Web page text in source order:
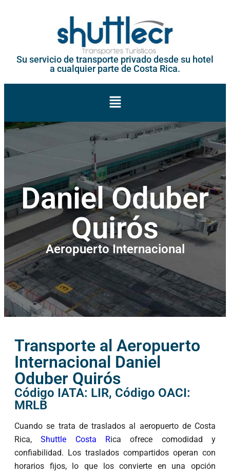
Su servicio de transporte privado desde su hotel
a cualquier parte de Costa Rica.
Daniel Oduber
Quirós
Aeropuerto Internacional
Transporte al Aeropuerto
Internacional Daniel
Oduber Quirós
Código IATA: LIR, Código OACI:
MRLB
Cuando se trata de traslados al aeropuerto de Costa
Rica,Shuttle Costa Rica ofrece comodidad y
confiabilidad. Los traslados compartidos operan con
horarios fijos, lo que los convierte en una opción